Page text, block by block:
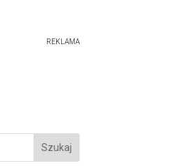
REKLAMA
Szukaj